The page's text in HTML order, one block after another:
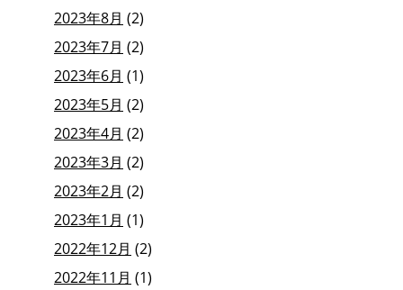
2023年8月 (2)
2023年7月 (2)
2023年6月 (1)
2023年5月 (2)
2023年4月 (2)
2023年3月 (2)
2023年2月 (2)
2023年1月 (1)
2022年12月 (2)
2022年11月 (1)